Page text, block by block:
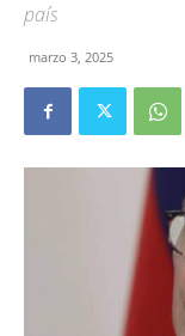
país
marzo 3, 2025